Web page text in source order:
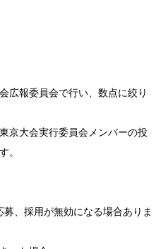
広報委員会で行い、数点に絞り
京大会実行委員会メンバーの投
。
、採用が無効になる場合ありま